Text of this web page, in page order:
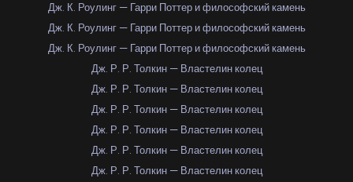
Дж. К. Роулинг — Гарри Поттер и философский камень
Дж. К. Роулинг — Гарри Поттер и философский камень
Дж. К. Роулинг — Гарри Поттер и философский камень
Дж. Р. Р. Толкин — Властелин колец
Дж. Р. Р. Толкин — Властелин колец
Дж. Р. Р. Толкин — Властелин колец
Дж. Р. Р. Толкин — Властелин колец
Дж. Р. Р. Толкин — Властелин колец
Дж. Р. Р. Толкин — Властелин колец